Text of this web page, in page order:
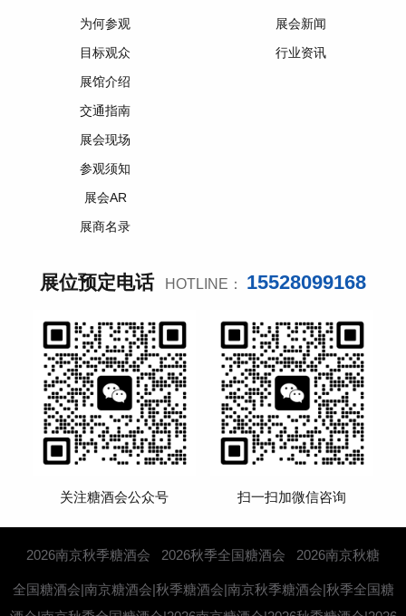
为何参观
目标观众
展馆介绍
交通指南
展会现场
参观须知
展会AR
展商名录
展会新闻
行业资讯
展位预定电话 HOTLINE： 15528099168
关注糖酒会公众号 扫一扫加微信咨询
2026南京秋季糖酒会 2026秋季全国糖酒会 2026南京秋糖
全国糖酒会|南京糖酒会|秋季糖酒会|南京秋季糖酒会|秋季全国糖